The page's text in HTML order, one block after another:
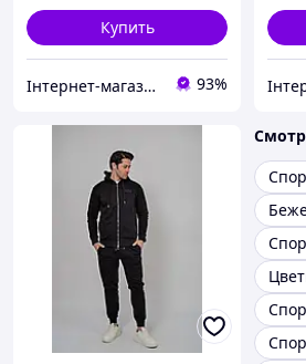
Купить
Інтернет-магазин Look 100 Clothes 93%